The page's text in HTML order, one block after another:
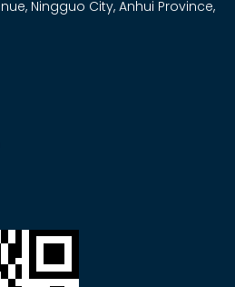
Ningguo City, Anhui Province,